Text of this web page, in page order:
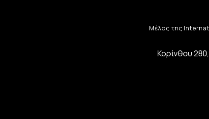
Μέλος της
Κορίνθου